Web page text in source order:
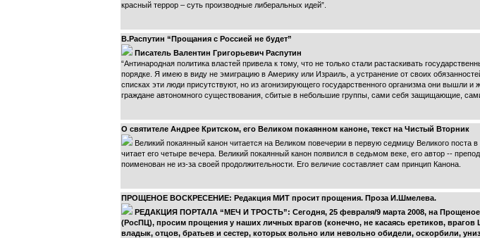
красный террор – суть производные либеральных идей”.
В.Распутин “Прощания c Россией не будет”
Писатель Валентин Григорьевич Распутин
“Антинародная политика властей привела к тому, что не только стали растаскивать
порядке. Я имею в виду не эмиграцию в Америку или Израиль, а устранение от своих
списках эти люди присутствуют, но из агонизирующего государственного организма они вышли
граждане автономного существования, сбитые в небольшие группы, сами себя защищающие,
О святителе Андрее Критском, его Великом покаянном каноне, текст на Чистый Вторник
Великий покаянный канон читается на Великом повечерии в первую седмицу Великого
читает его четыре вечера. Великий покаянный канон появился в седьмом веке, его автор --
поименован не из-за своей продолжительности. Его величие составляет сам принцип Канона.
ПРОЩЕНОЕ ВОСКРЕСЕНИЕ: Редакция МИТ просит прощения. Проза И.Шмелева.
РЕДАКЦИЯ ПОРТАЛА “МЕЧ И ТРОСТЬ”: Сегодня, 25 февраля/9 марта 2008, на
(РосПЦ), просим прощения у наших личных врагов (конечно, не касаясь еретиков,
владык, отцов, братьев и сестер, которых вольно или невольно обидели, оскорбили,